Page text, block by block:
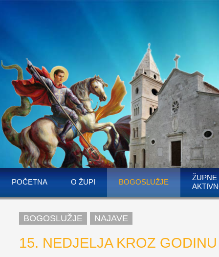
POČETNA O ŽUPI BOGOSLUŽJE
ŽUPNE
BOGOSLUŽJE NAJAVE
15. NEDJELJA KROZ GODINU